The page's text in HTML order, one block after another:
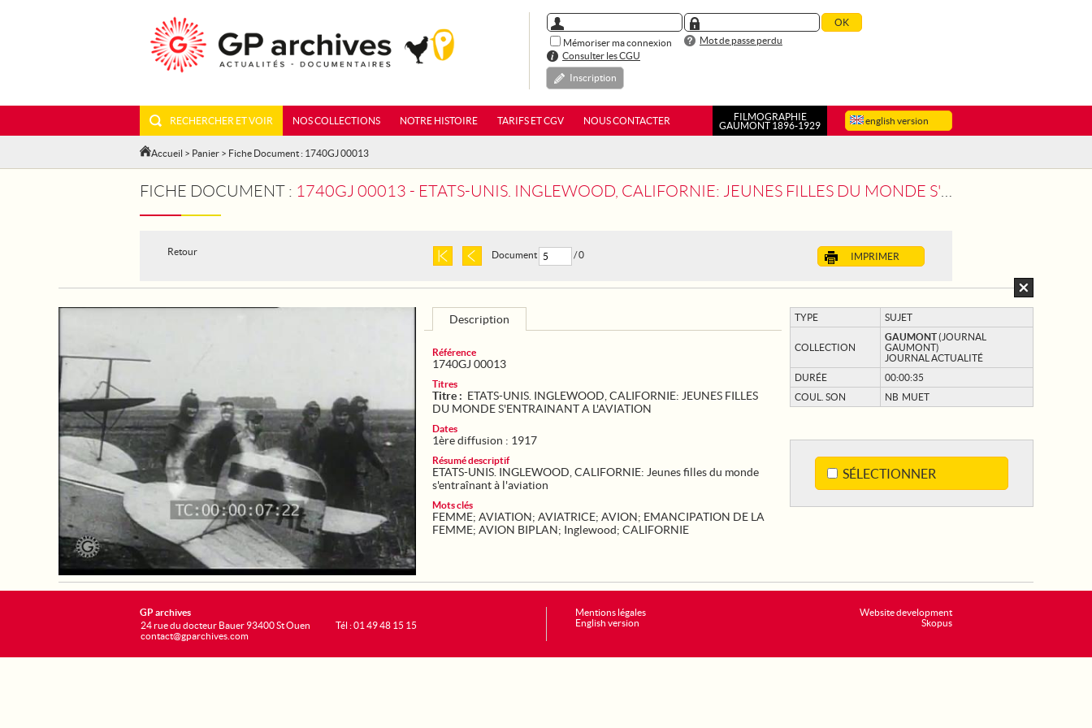
Mémoriser ma connexion
Mot de passe perdu
Consulter les CGU
Inscription
english version
RECHERCHER ET VOIR NOS COLLECTIONS NOTRE HISTOIRE TARIFS ET CGV NOUS CONTACTER
FILMOGRAPHIE
GAUMONT 1896-1929
Accueil > Panier > Fiche Document : 1740GJ 00013
FICHE DOCUMENT : 1740GJ 00013 - ETATS-UNIS. INGLEWOOD, CALIFORNIE: JEUNES FILLES DU MONDE S'ENTRAINANT A L'AVIATION
Retour IMPRIMER
Document / 0
TYPE SUJET
COLLECTION
GAUMONT(JOURNAL
GAUMONT)
JOURNAL ACTUALITÉ
DURÉE
00:00:35
COUL. SON
NB MUET
SÉLECTIONNER
Description
Référence
1740GJ 00013
Titres
Titre : ETATS-UNIS. INGLEWOOD, CALIFORNIE: JEUNES FILLES
DU MONDE S'ENTRAINANT A L'AVIATION
Dates
1ère diffusion : 1917
Résumé descriptif
ETATS-UNIS. INGLEWOOD, CALIFORNIE: Jeunes filles du monde
s'entraînant à l'aviation
Mots clés
FEMME; AVIATION; AVIATRICE; AVION; EMANCIPATION DE LA
FEMME; AVION BIPLAN; Inglewood; CALIFORNIE
Website development
Skopus
GP archives
24 rue du docteur Bauer 93400 St Ouen
contact@gparchives.com
Tél : 01 49 48 15 15
Mentions légales
English version